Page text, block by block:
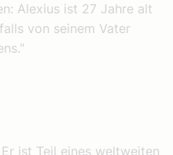
Alexius ist 27 Jahre alt
von seinem Vater
ist Teil eines weltweiten